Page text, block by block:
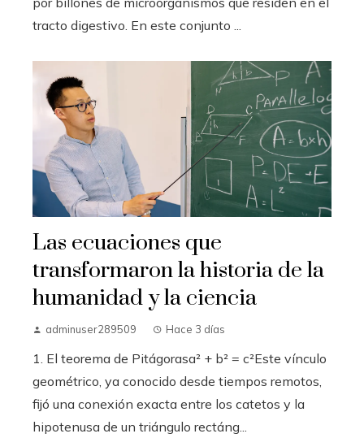
tracto digestivo. En este conjunto ...
Las ecuaciones que
transformaron la historia de la
humanidad y la ciencia
adminuser289509 Hace 3 días
1. El teorema de Pitágorasa² + b² = c²Este vínculo
geométrico, ya conocido desde tiempos remotos,
fijó una conexión exacta entre los catetos y la
hipotenusa de un triángulo rectáng...